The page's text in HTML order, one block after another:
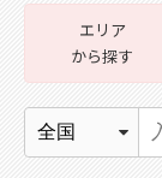
エリア
から探す